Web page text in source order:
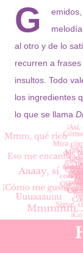
G
al otro y de lo
recurren a
insultos. Todo
los ingredientes
lo que se llama